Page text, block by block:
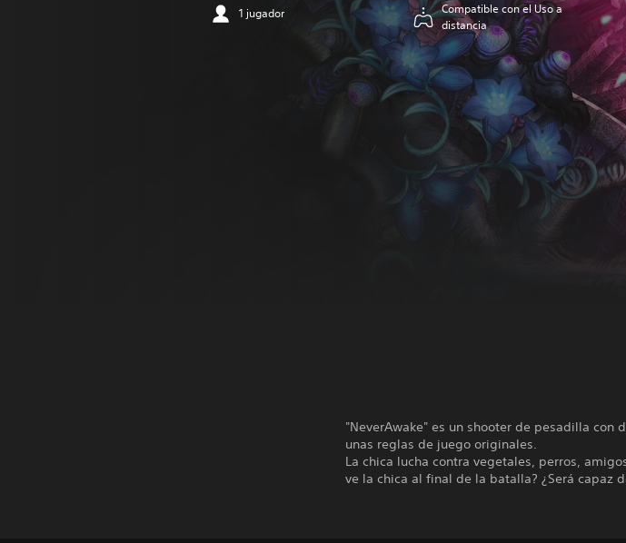
1 jugador
Compatible con el Uso a
distancia
"NeverAwake" es un shooter de pesadilla con
unas reglas de juego originales.
La chica lucha contra vegetales, perros,
ve la chica al final de la batalla? ¿Será capaz